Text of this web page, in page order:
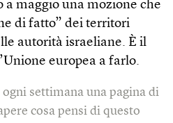
a maggio una mozione che
di fatto” dei territori
autorità israeliane. È il
europea a farlo.
settimana una pagina di
cosa pensi di questo